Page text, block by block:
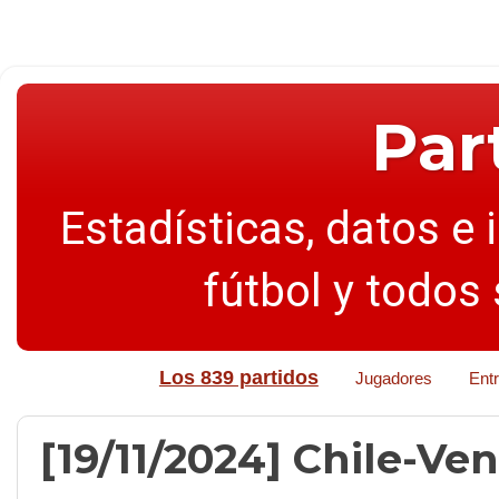
Estadísticas, datos e
fútbol y todos
Los 839 partidos Jugadores
[19/11/2024] Chile-